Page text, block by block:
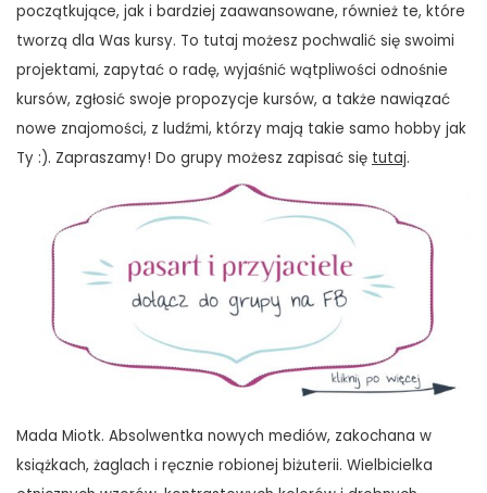
początkujące, jak i bardziej zaawansowane, również te, które
tworzą dla Was kursy. To tutaj możesz pochwalić się swoimi
projektami, zapytać o radę, wyjaśnić wątpliwości odnośnie
kursów, zgłosić swoje propozycje kursów, a także nawiązać
nowe znajomości, z ludźmi, którzy mają takie samo hobby jak
Ty :). Zapraszamy! Do grupy możesz zapisać się tutaj.
Mada Miotk. Absolwentka nowych mediów, zakochana w
książkach, żaglach i ręcznie robionej biżuterii. Wielbicielka